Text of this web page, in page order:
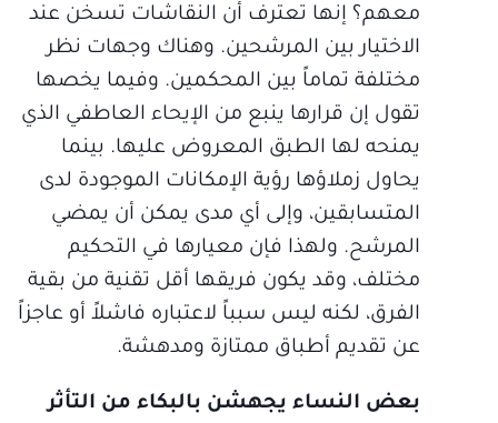
معهم؟ إنها تعترف أن النقاشات تسخن عند
الاختيار بين المرشحين. وهناك وجهات نظر
مختلفة تماماً بين المحكمين. وفيما يخصها
تقول إن قرارها ينبع من الإيحاء العاطفي الذي
يمنحه لها الطبق المعروض عليها. بينما
يحاول زملاؤها رؤية الإمكانات الموجودة لدى
المتسابقين، وإلى أي مدى يمكن أن يمضي
المرشح. ولهذا فإن معيارها في التحكيم
مختلف، وقد يكون فريقها أقل تقنية من بقية
الفرق، لكنه ليس سبباً لاعتباره فاشلاً أو عاجزاً
عن تقديم أطباق ممتازة ومدهشة.
بعض النساء يجهشن بالبكاء من التأثر